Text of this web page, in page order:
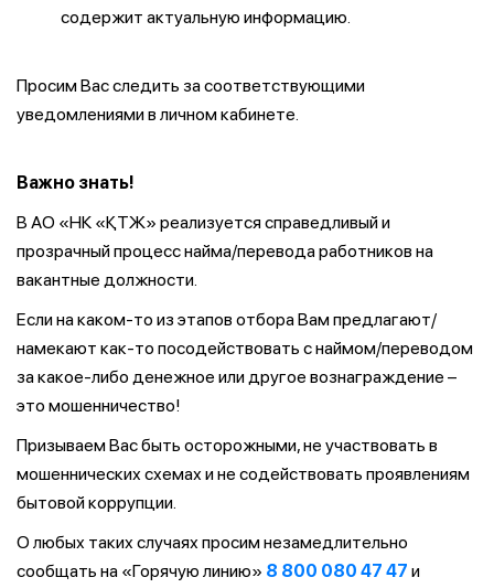
содержит актуальную информацию.
Просим Вас следить за соответствующими
уведомлениями в личном кабинете.
Важно знать!
В АО «НК «ҚТЖ» реализуется справедливый и
прозрачный процесс найма/перевода работников на
вакантные должности.
Если на каком-то из этапов отбора Вам предлагают/
намекают как-то посодействовать с наймом/переводом
за какое-либо денежное или другое вознаграждение –
это мошенничество!
Призываем Вас быть осторожными, не участвовать в
мошеннических схемах и не содействовать проявлениям
бытовой коррупции.
О любых таких случаях просим незамедлительно
сообщать на «Горячую линию» 8 800 080 47 47 и